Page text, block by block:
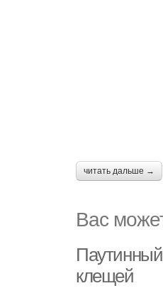
читать дальше →
Вас
клещей